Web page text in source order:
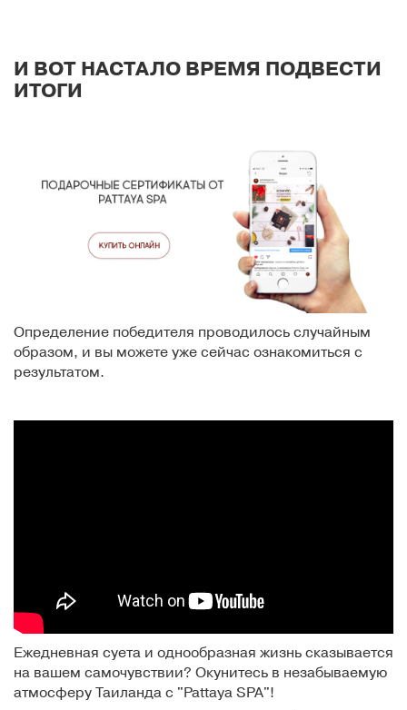
И ВОТ НАСТАЛО ВРЕМЯ ПОДВЕСТИ
ИТОГИ
Определение победителя проводилось случайным
образом, и вы можете уже сейчас ознакомиться с
результатом.
Ежедневная суета и однообразная жизнь сказывается
на вашем самочувствии? Окунитесь в незабываемую
атмосферу Таиланда с "Pattaya SPA"!